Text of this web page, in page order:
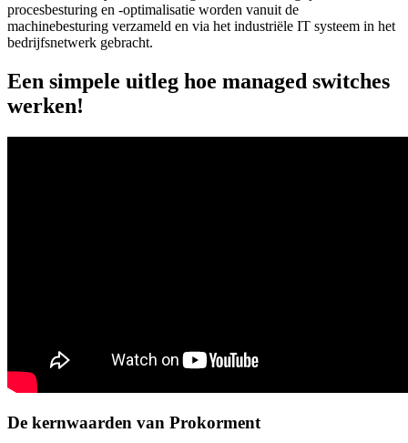
procesbesturing en -optimalisatie worden vanuit de
machinebesturing verzameld en via het industriële IT systeem in het
bedrijfsnetwerk gebracht.
Een simpele uitleg hoe managed switches
werken!
De kernwaarden van Prokorment